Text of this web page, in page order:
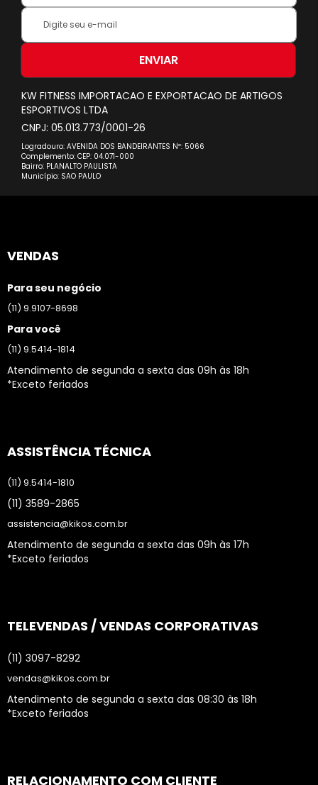
Inscreva-
na
Newsletter:
ENVIAR
KW FITNESS IMPORTACAO E EXPORTACAO DE ARTIGOS
ESPORTIVOS LTDA
CNPJ: 05.013.773/0001-26
Logradouro: AVENIDA DOS BANDEIRANTES Nº: 5066
Complemento: CEP: 04.071-000
Bairro: PLANALTO PAULISTA
Município: SAO PAULO
VENDAS
Para seu negócio
(11) 9.9107-8698
Para você
(11) 9.5414-1814
Atendimento de segunda a sexta das 09h às 18h
*Exceto feriados
ASSISTÊNCIA TÉCNICA
(11) 9.5414-1810
(11) 3589-2865
assistencia@kikos.com.br
Atendimento de segunda a sexta das 09h às 17h
*Exceto feriados
TELEVENDAS / VENDAS CORPORATIVAS
(11) 3097-8292
vendas@kikos.com.br
Atendimento de segunda a sexta das 08:30 às 18h
*Exceto feriados
RELACIONAMENTO COM CLIENTE